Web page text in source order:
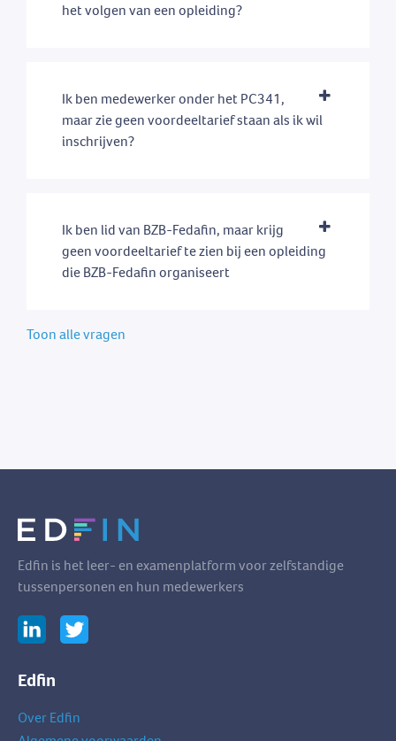
het volgen van een opleiding?
Ik ben medewerker onder het PC341,
maar zie geen voordeeltarief staan als ik wil
inschrijven?
Ik ben lid van BZB-Fedafin, maar krijg
geen voordeeltarief te zien bij een opleiding
die BZB-Fedafin organiseert
Toon alle vragen
Edfin is het leer- en examenplatform voor zelfstandige
tussenpersonen en hun medewerkers
Edfin
Over Edfin